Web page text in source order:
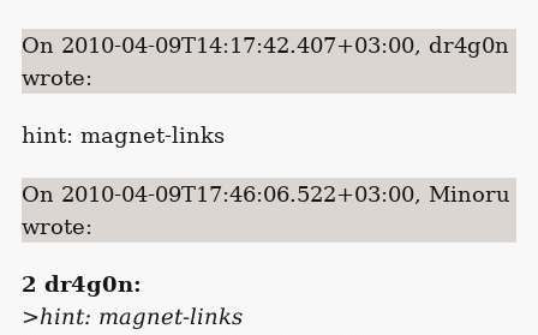
On 2010-04-09T14:17:42.407+03:00, dr4g0n
wrote:
hint: magnet-links
On 2010-04-09T17:46:06.522+03:00, Minoru
wrote:
2 dr4g0n:
>hint: magnet-links